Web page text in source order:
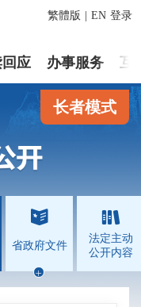
登录
繁體版 EN
应 办事服务 互
长者模式

省政府文件


法定主动
公开内容